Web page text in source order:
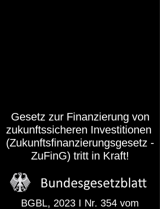
Gesetz zur Finanzierung von
zukunftssicheren Investitionen
(Zukunftsfinanzierungsgesetz -
ZuFinG) tritt in Kraft!
BGBL, 2023 I Nr. 354 vom